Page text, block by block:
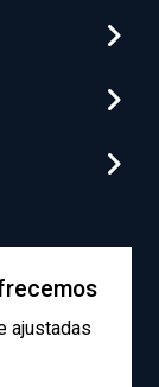
ajustadas